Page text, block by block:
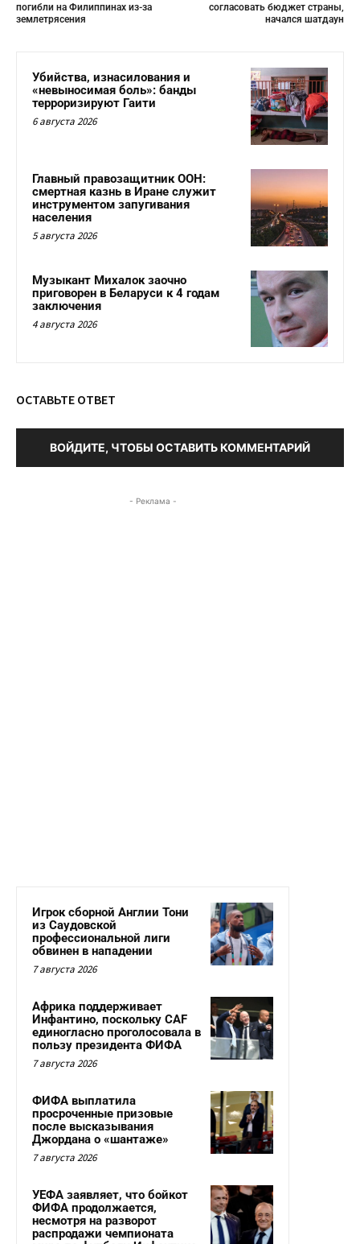
погибли на Филиппинах из-за
землетрясения
согласовать бюджет страны,
начался шатдаун
Убийства, изнасилования и
«невыносимая боль»: банды
терроризируют Гаити
6 августа 2026
Главный правозащитник ООН:
смертная казнь в Иране служит
инструментом запугивания
населения
5 августа 2026
Музыкант Михалок заочно
приговорен в Беларуси к 4 годам
заключения
4 августа 2026
ОСТАВЬТЕ ОТВЕТ
ВОЙДИТЕ, ЧТОБЫ ОСТАВИТЬ КОММЕНТАРИЙ
- Реклама -
Игрок сборной Англии Тони
из Саудовской
профессиональной лиги
обвинен в нападении
7 августа 2026
Африка поддерживает
Инфантино, поскольку CAF
единогласно проголосовала в
пользу президента ФИФА
7 августа 2026
ФИФА выплатила
просроченные призовые
после высказывания
Джордана о «шантаже»
7 августа 2026
УЕФА заявляет, что бойкот
ФИФА продолжается,
несмотря на разворот
распродажи чемпионата